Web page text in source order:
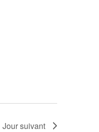
Jour suivant